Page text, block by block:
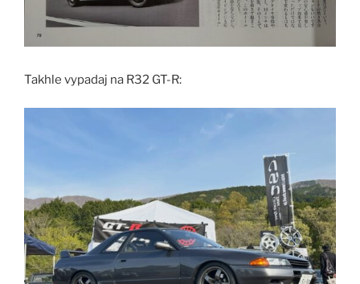
Takhle vypadaj na R32 GT-R: